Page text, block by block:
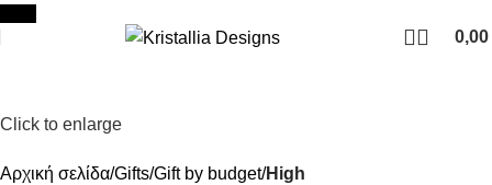
0,00
Click to enlarge
Αρχική σελίδα Gifts Gift by budget High